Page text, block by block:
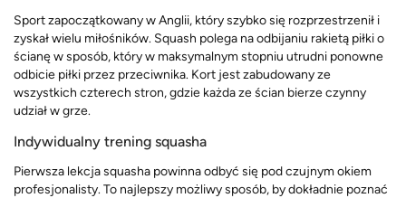
Sport zapoczątkowany w Anglii, który szybko się rozprzestrzenił i
zyskał wielu miłośników. Squash polega na odbijaniu rakietą piłki o
ścianę w sposób, który w maksymalnym stopniu utrudni ponowne
odbicie piłki przez przeciwnika. Kort jest zabudowany ze
wszystkich czterech stron, gdzie każda ze ścian bierze czynny
udział w grze.
Indywidualny trening squasha
Pierwsza lekcja squasha powinna odbyć się pod czujnym okiem
profesjonalisty. To najlepszy możliwy sposób, by dokładnie poznać